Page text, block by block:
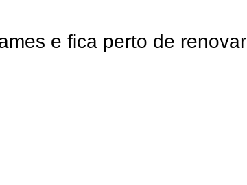
e fica perto de renovar